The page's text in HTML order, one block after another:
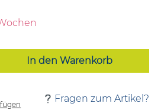
Gib den
In den Warenkorb
Fragen zum Artikel?